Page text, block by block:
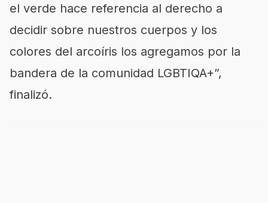
el verde hace referencia al derecho a
decidir sobre nuestros cuerpos y los
colores del arcoíris los agregamos por la
bandera de la comunidad LGBTIQA+”,
finalizó.